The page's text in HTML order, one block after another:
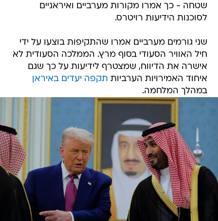
שטחה - כך אמרו מקורות מערביים ואיראניים
לסוכנות הידיעות רויטרס.
שני גורמים מערביים אמרו שהתקיפות בוצעו על ידי
חיל האוויר הסעודי בסוף מרץ. הממלכה הסעודית לא
אישרה את הדיווח, שמצטרף לידיעות על כך שגם
איחוד האמירויות הערביות תקפה יעדים באיראן
במהלך המלחמה.